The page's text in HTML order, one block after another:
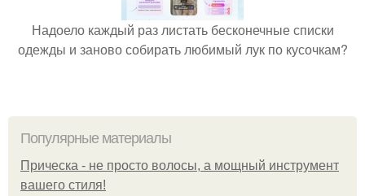
Надоело каждый раз листать бесконечные списки
одежды и заново собирать любимый лук по кусочкам?
Популярные материалы
Прическа - не просто волосы, а мощный инструмент
вашего стиля!